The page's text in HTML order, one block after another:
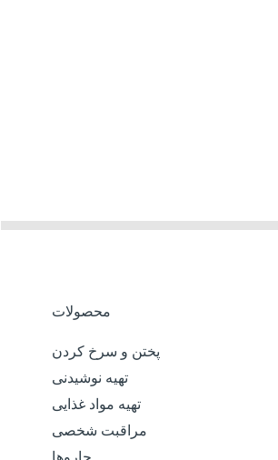
محصولات
پختن و سرخ کردن
تهیه نوشیدنی
تهیه مواد غذایی
مراقبت شخصی